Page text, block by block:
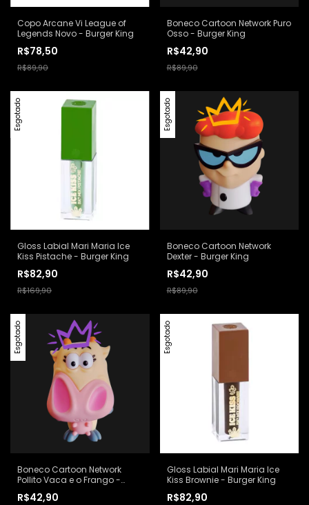
Copo Arcane Vi League of
Legends Novo - Burger King
R$78,50
R$89,90
Boneco Cartoon Network Puro
Osso - Burger King
R$42,90
R$89,90
Esgotado
Gloss Labial Mari Maria Ice
Kiss Pistache - Burger King
R$82,90
R$169,90
Esgotado
Boneco Cartoon Network
Dexter - Burger King
R$42,90
R$89,90
Esgotado
Boneco Cartoon Network
Pollito Vaca e o Frango -
R$42,90
Esgotado
Gloss Labial Mari Maria Ice
Kiss Brownie - Burger King
R$82,90